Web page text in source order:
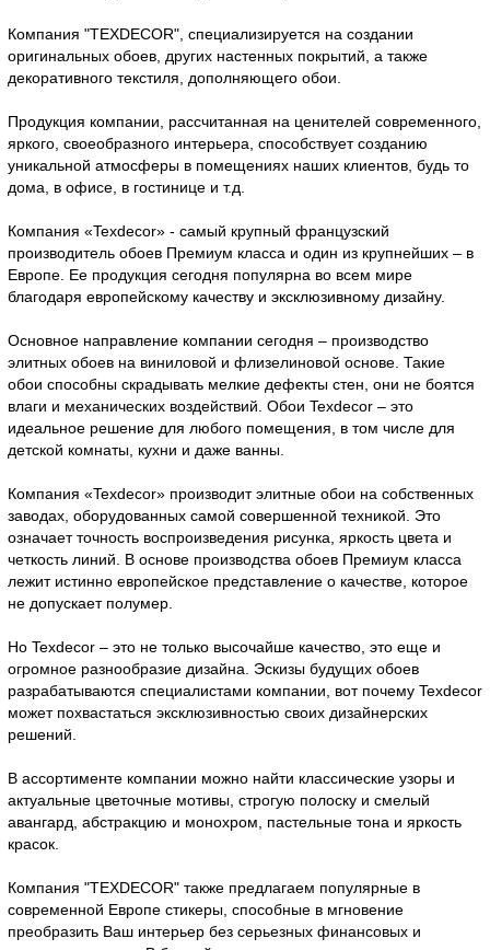
Компания "TEXDECOR", специализируется на создании
оригинальных обоев, других настенных покрытий, а также
декоративного текстиля, дополняющего обои.
Продукция компании, рассчитанная на ценителей современного,
яркого, своеобразного интерьера, способствует созданию
уникальной атмосферы в помещениях наших клиентов, будь то
дома, в офисе, в гостинице и т.д.
Компания «Texdecor» - самый крупный французский
производитель обоев Премиум класса и один из крупнейших – в
Европе. Ее продукция сегодня популярна во всем мире
благодаря европейскому качеству и эксклюзивному дизайну.
Основное направление компании сегодня – производство
элитных обоев на виниловой и флизелиновой основе. Такие
обои способны скрадывать мелкие дефекты стен, они не боятся
влаги и механических воздействий. Обои Texdecor – это
идеальное решение для любого помещения, в том числе для
детской комнаты, кухни и даже ванны.
Компания «Texdecor» производит элитные обои на собственных
заводах, оборудованных самой совершенной техникой. Это
означает точность воспроизведения рисунка, яркость цвета и
четкость линий. В основе производства обоев Премиум класса
лежит истинно европейское представление о качестве, которое
не допускает полумер.
Но Texdecor – это не только высочайше качество, это еще и
огромное разнообразие дизайна. Эскизы будущих обоев
разрабатываются специалистами компании, вот почему Texdecor
может похвастаться эксклюзивностью своих дизайнерских
решений.
В ассортименте компании можно найти классические узоры и
актуальные цветочные мотивы, строгую полоску и смелый
авангард, абстракцию и монохром, пастельные тона и яркость
красок.
Компания "TEXDECOR" также предлагаем популярные в
современной Европе стикеры, способные в мгновение
преобразить Ваш интерьер без серьезных финансовых и